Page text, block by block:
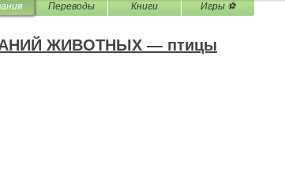
Переводы Книги Игры ⚽
ЖИВОТНЫХ — птицы